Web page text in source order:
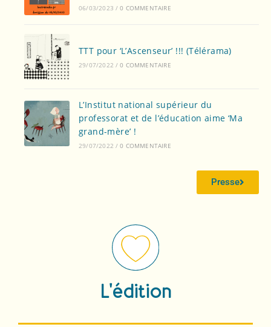
06/03/2023 / 0 COMMENTAIRE
TTT pour ‘L’Ascenseur’ !!! (Télérama)
29/07/2022 / 0 COMMENTAIRE
L’Institut national supérieur du
professorat et de l’éducation aime ‘Ma
grand-mère’ !
29/07/2022 / 0 COMMENTAIRE
Presse
L'édition